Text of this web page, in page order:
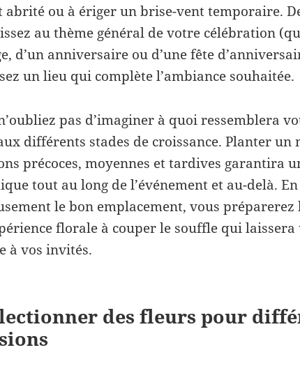
abrité ou à ériger un brise-vent temporaire.
au thème général de votre célébration
d’un anniversaire ou d’une fête
un lieu qui complète l’ambiance souhaitée.
pas d’imaginer à quoi ressemblera
différents stades de croissance. Planter un
précoces, moyennes et tardives garantira
tout au long de l’événement et au-delà.
le bon emplacement, vous
florale à couper le souffle qui
à vos invités.
des fleurs pour